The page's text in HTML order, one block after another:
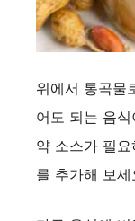
위에서 통곡물
어도 되는 음
약 소스가 필
를 추가해 보세